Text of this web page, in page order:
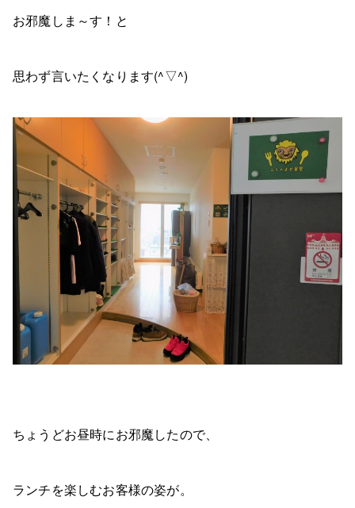
お邪魔しま～す！と
思わず言いたくなります(^▽^)
ちょうどお昼時にお邪魔したので、
ランチを楽しむお客様の姿が。